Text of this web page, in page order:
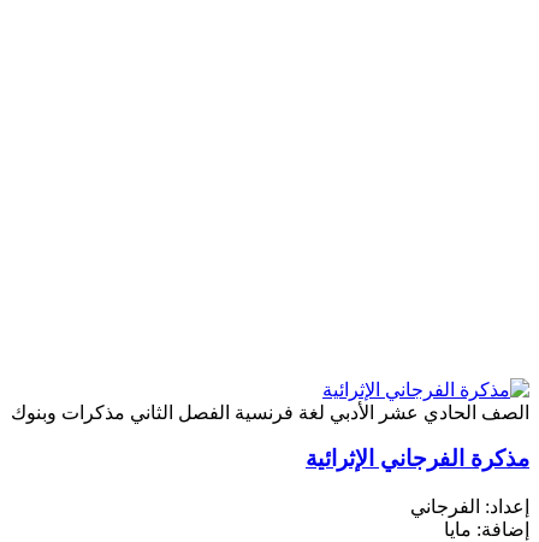
الصف الحادي عشر الأدبي لغة فرنسية الفصل الثاني مذكرات وبنوك
مذكرة الفرجاني الإثرائية
إعداد: الفرجاني
إضافة: مايا